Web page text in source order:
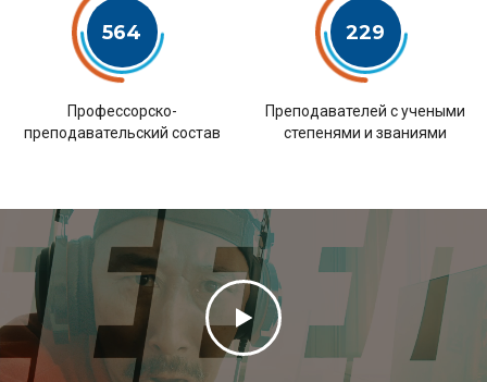
564
Профессорско-
преподавательский состав
229
Преподавателей с учеными
степенями и званиями